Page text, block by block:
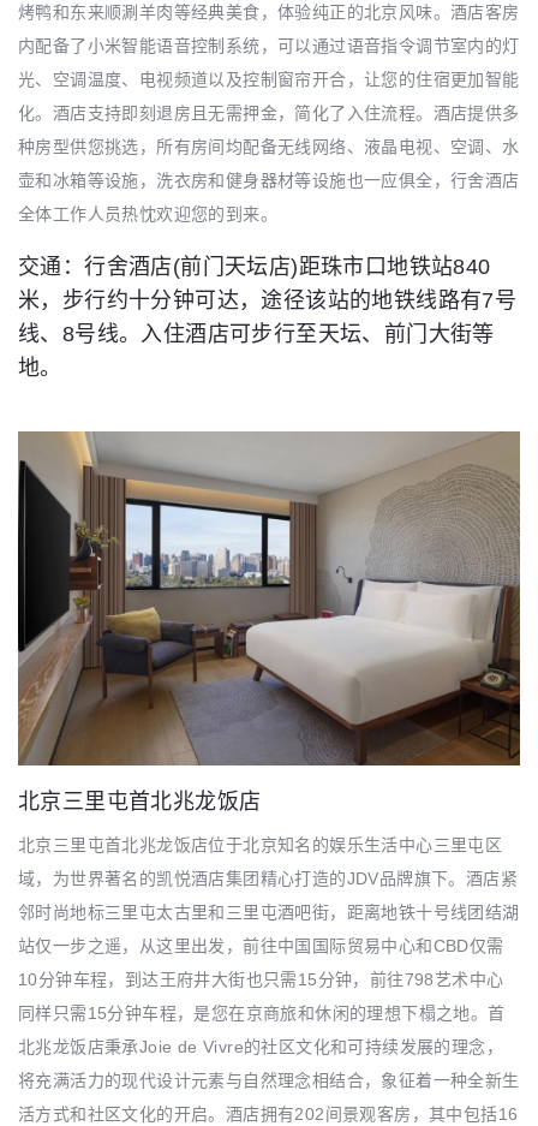
烤鸭和东来顺涮羊肉等经典美食，体验纯正的北京风味。酒店客房
内配备了小米智能语音控制系统，可以通过语音指令调节室内的灯
光、空调温度、电视频道以及控制窗帘开合，让您的住宿更加智能
化。酒店支持即刻退房且无需押金，简化了入住流程。酒店提供多
种房型供您挑选，所有房间均配备无线网络、液晶电视、空调、水
壶和冰箱等设施，洗衣房和健身器材等设施也一应俱全，行舍酒店
全体工作人员热忱欢迎您的到来。
交通：行舍酒店(前门天坛店)距珠市口地铁站840
米，步行约十分钟可达，途径该站的地铁线路有7号
线、8号线。入住酒店可步行至天坛、前门大街等
地。
北京三里屯首北兆龙饭店
北京三里屯首北兆龙饭店位于北京知名的娱乐生活中心三里屯区
域，为世界著名的凯悦酒店集团精心打造的JDV品牌旗下。酒店紧
邻时尚地标三里屯太古里和三里屯酒吧街，距离地铁十号线团结湖
站仅一步之遥，从这里出发，前往中国国际贸易中心和CBD仅需
10分钟车程，到达王府井大街也只需15分钟，前往798艺术中心
同样只需15分钟车程，是您在京商旅和休闲的理想下榻之地。首
北兆龙饭店秉承Joie de Vivre的社区文化和可持续发展的理念，
将充满活力的现代设计元素与自然理念相结合，象征着一种全新生
活方式和社区文化的开启。酒店拥有202间景观客房，其中包括16